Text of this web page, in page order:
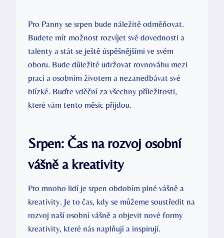
Pro Panny se srpen bude náležitě odměňovat.
Budete mít možnost rozvíjet své dovednosti a
talenty a stát se ještě úspěšnějšími ve svém
oboru. Bude důležité udržovat rovnováhu mezi
prací a osobním životem a nezanedbávat své
blízké. Buďte vděční za všechny příležitosti,
které vám tento měsíc přijdou.
Srpen: Čas na rozvoj osobní
vášně a kreativity
Pro mnoho lidí je srpen obdobím plné vášně a
kreativity. Je to čas, kdy se můžeme soustředit na
rozvoj naší osobní vášně a objevit nové formy
kreativity, které nás naplňují a inspirují.